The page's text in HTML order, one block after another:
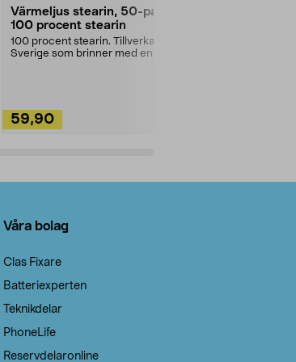
Värmeljus stearin, 50-pack,
100 procent stearin
100 procent stearin. Tillverkade i
Sverige som brinner med en
59,90
Våra bolag
Clas Fixare
Batteriexperten
Teknikdelar
PhoneLife
Reservdelaronline